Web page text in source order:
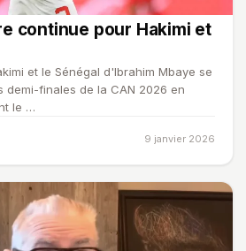
continue pour Hakimi et
et le Sénégal d'Ibrahim Mbaye se
demi-finales de la CAN 2026 en
le …
9 janvier 2026